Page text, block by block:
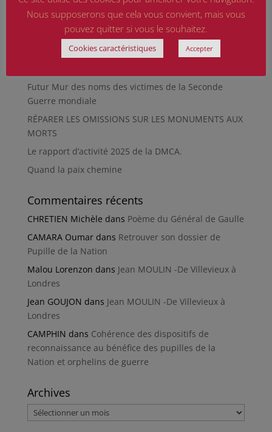
La revue « Entre les lignes » éditée par l’équipe du
musée de Besançon
HIROSHIMA
Futur Mur des noms des victimes de la Seconde
Guerre mondiale
RÉPARER LES OMISSIONS SUR LES MONUMENTS AUX
MORTS
Le rapport d’activité 2025 de la DMCA.
Quand la paix chemine
Commentaires récents
CHRETIEN Michèle dans Poème du Général de Gaulle
CAMARA Oumardans Retrouver son dossier de
Pupille de la Nation
Malou Lorenzon dans Jean MOULIN -De Villevieux à
Londres
Jean GOUJON dans Jean MOULIN -De Villevieux à
Londres
CAMPHIN dans Cohérence des dispositifs de
reconnaissance au bénéfice des pupilles de la
Nation et orphelins de guerre
Archives
Archives
Nous supposerons que cela vous convient, mais vous
pouvez quitter si vous le souhaitez.
Cookies caractéristiques Accepter